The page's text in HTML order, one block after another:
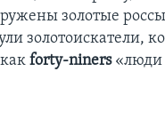
золотые
золотоискатели,
forty-niners«люди